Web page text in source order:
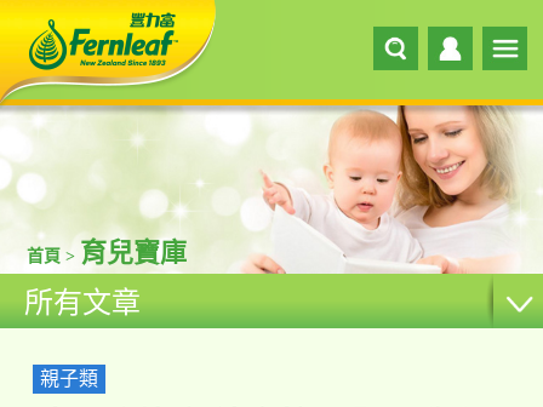
首頁 > 育兒寶庫
所有文章
親子類